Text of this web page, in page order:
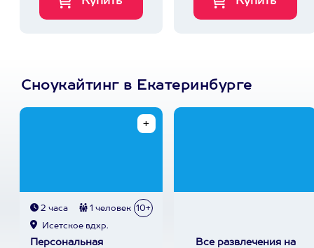
Сноукайтинг в Екатеринбурге
2 часа 1 человек 10+
Исетское вдхр.
Персональная
Все развлечения на